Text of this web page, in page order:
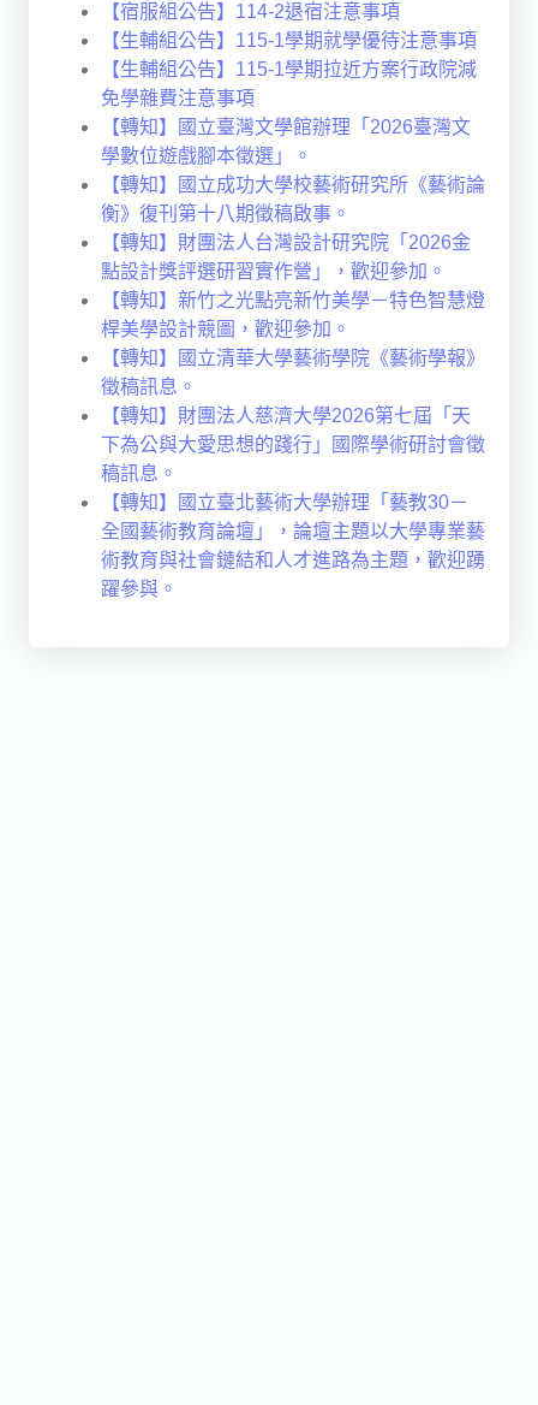
【宿服組公告】114-2退宿注意事項
【生輔組公告】115-1學期就學優待注意事項
【生輔組公告】115-1學期拉近方案行政院減
免學雜費注意事項
【轉知】國立臺灣文學館辦理「2026臺灣文
學數位遊戲腳本徵選」。
【轉知】國立成功大學校藝術研究所《藝術論
衡》復刊第十八期徵稿啟事。
【轉知】財團法人台灣設計研究院「2026金
點設計獎評選研習實作營」，歡迎參加。
【轉知】新竹之光點亮新竹美學－特色智慧燈
桿美學設計競圖，歡迎參加。
【轉知】國立清華大學藝術學院《藝術學報》
徵稿訊息。
【轉知】財團法人慈濟大學2026第七屆「天
下為公與大愛思想的踐行」國際學術研討會徵
稿訊息。
【轉知】國立臺北藝術大學辦理「藝教30－
全國藝術教育論壇」，論壇主題以大學專業藝
術教育與社會鏈結和人才進路為主題，歡迎踴
躍參與。